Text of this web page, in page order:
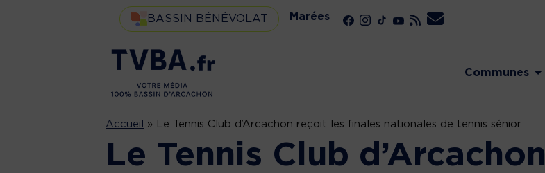
BASSIN BÉNÉVOLAT Marées
Communes
Accueil » Le Tennis Club d’Arcachon reçoit les finales nationales de tennis sénior
Le Tennis Club d’Arcachon